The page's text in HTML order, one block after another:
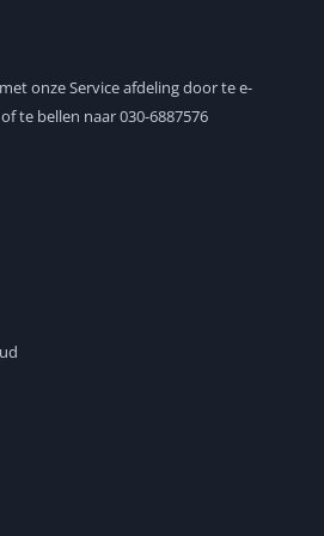
onze Service afdeling door te e-
te bellen naar 030-6887576